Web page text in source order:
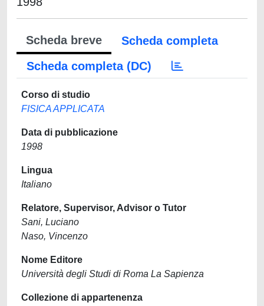
Scheda breve
Scheda completa
Scheda completa (DC)
Corso di studio
FISICA APPLICATA
Data di pubblicazione
1998
Lingua
Italiano
Relatore, Supervisor, Advisor o Tutor
Sani, Luciano
Naso, Vincenzo
Nome Editore
Università degli Studi di Roma La Sapienza
Collezione di appartenenza